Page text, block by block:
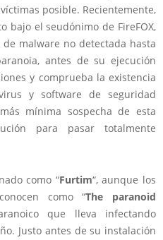
posible. Recientemente,
bajo el seudónimo de FireFOX,
malware no detectada hasta
antes de su ejecución
y comprueba la existencia
y software de seguridad
mínima sospecha de esta
para pasar totalmente
como “Furtim“, aunque los
como “The paranoid
que lleva infectando
Justo antes de su instalación